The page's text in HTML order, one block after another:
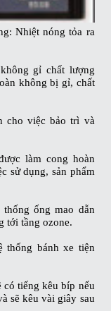
Nhiệt nóng tỏa ra
gỉ chất lượng
không bị gỉ, chất
cho việc bảo trì và
làm cong hoàn
sử dụng, sản phẩm
ống mao dẫn
tới tầng ozone.
thống bánh xe tiện
có tiếng kêu bíp nếu
sẽ kêu vài giây sau